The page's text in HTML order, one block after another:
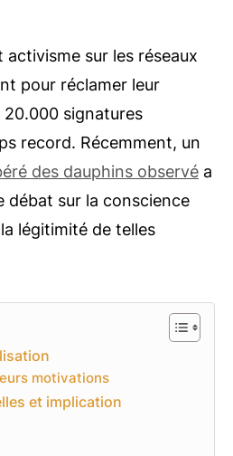
sur les réseaux
pour réclamer leur
signatures
record. Récemment, un
des dauphins observé a
débat sur la conscience
légitimité de telles
motivations
et implication